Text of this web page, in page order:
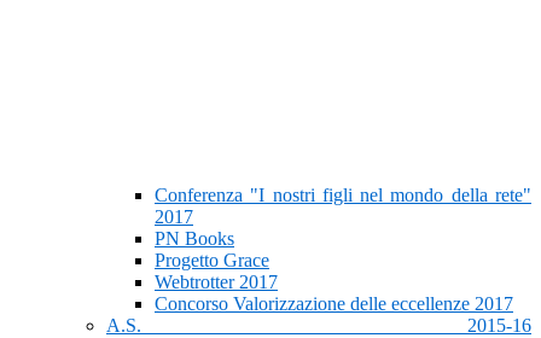
Conferenza "I nostri figli nel mondo della rete"
2017
PN Books
Progetto Grace
Webtrotter 2017
Concorso Valorizzazione delle eccellenze 2017
A.S. 2015-16